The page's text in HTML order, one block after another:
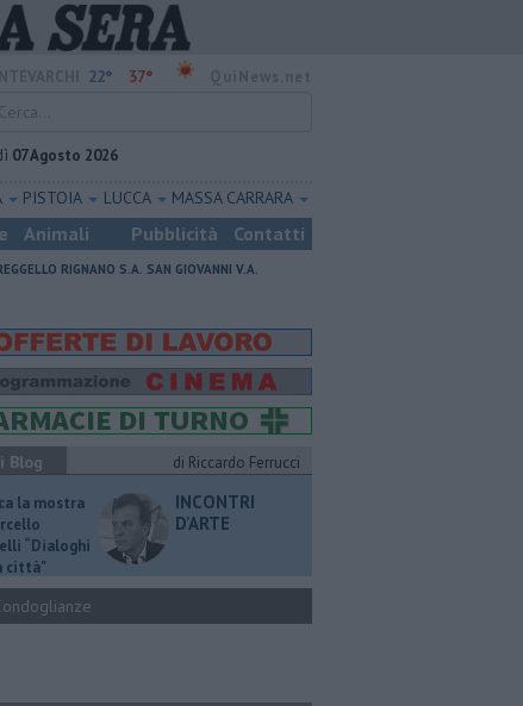
22° 37°
07 Agosto 2026
PISTOIA LUCCA MASSA CARRARA
Animali Pubblicità Contatti
RIGNANO S.A. SAN GIOVANNI V.A.
Blog
di Riccardo Ferrucci
la mostra
“Dialoghi
città"
INCONTRI
D'ARTE